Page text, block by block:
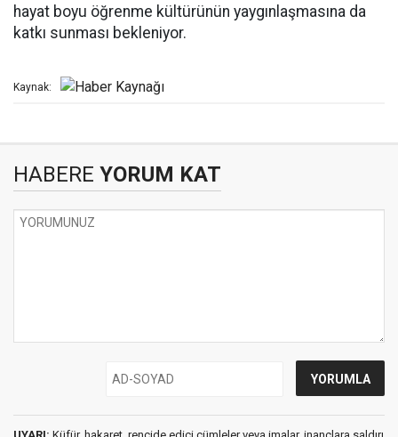
hayat boyu öğrenme kültürünün yaygınlaşmasına da
katkı sunması bekleniyor.
Kaynak:
HABERE YORUM KAT